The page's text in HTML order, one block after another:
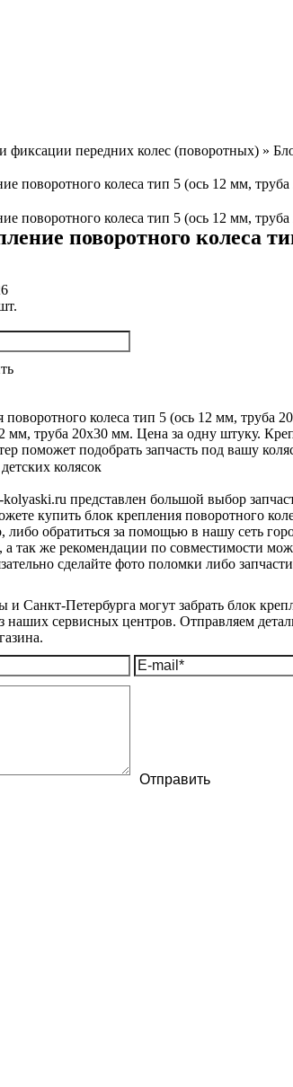
фиксации передних колес (поворотных)»
поворотного колеса
поворотного колеса тип 5 (ось 12 мм, труба
труба 20х30 мм. Цена за одну штуку.
поможет подобрать запчасть под вашу
kolyaski.ru представлен большой выбор
купить блок крепления поворотного
либо обратиться за помощью в нашу сеть
а так же рекомендации по совместимости
сделайте фото поломки либо
Санкт-Петербурга могут забрать блок
наших сервисных центров. Отправляем